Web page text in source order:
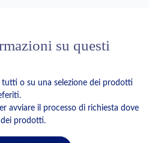
su questi
o su una selezione dei prodotti
avviare il processo di richiesta dove
prodotti.